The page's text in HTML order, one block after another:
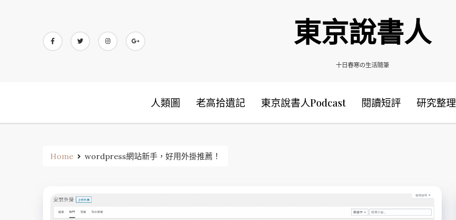
東京說書人
十日春寒の生活隨筆
人類圖 老高拾遺記 東京說書人Podcast 閱讀短評 研究整理
Home wordpress網站新手，好用外掛推薦！